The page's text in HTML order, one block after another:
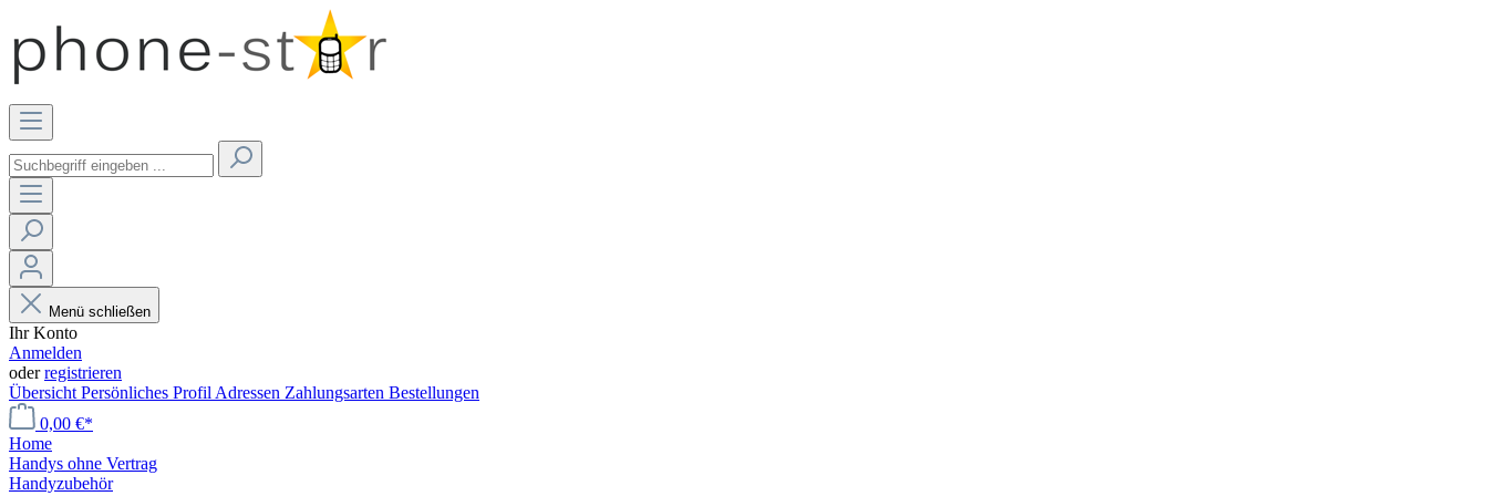
Menü schließen
Ihr Konto
Anmelden
oderregistrieren
Übersicht Persönliches Profil Adressen Zahlungsarten Bestellungen
0,00 €*
Home
Handys ohne Vertrag
Handyzubehör